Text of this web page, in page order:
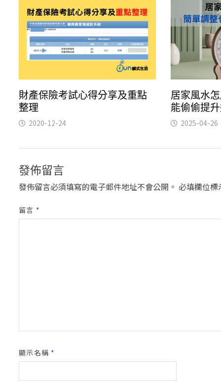
財產保險考試心得分享及重點
整理
2020-12-24
居家風水
能偷偷提
2025-04-26
發佈留言
發佈留言必須填寫的電子郵件地址不會公開。 必填欄位
留言 *
顯示名稱 *